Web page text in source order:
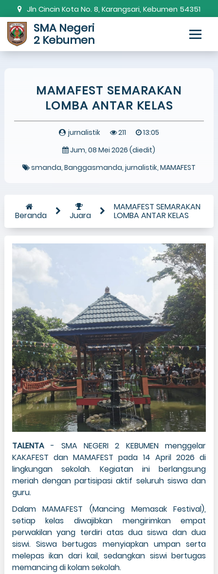
Jln Cincin Kota No. 8, Karangsari, Kebumen 54351
0287-381820
SMA Negeri
2 Kebumen
MAMAFEST SEMARAKAN
LOMBA ANTAR KELAS
jurnalistik 211
13:05
Jum, 08 Mei 2026 (diedit)
smanda Banggasmanda jurnalistik MAMAFEST
Beranda Juara
MAMAFEST SEMARAKAN
LOMBA ANTAR KELAS
TALENTA- SMA NEGERI 2 KEBUMEN menggelar
KAKAFEST dan MAMAFEST pada 14 April 2026 di
lingkungan sekolah. Kegiatan ini berlangsung
meriah dengan partisipasi aktif seluruh siswa dan
guru.
Dalam MAMAFEST (Mancing Memasak Festival),
setiap kelas diwajibkan mengirimkan empat
perwakilan yang terdiri atas dua siswa dan dua
siswi. Siswa bertugas menyiapkan umpan serta
melepas ikan dari kail, sedangkan siswi bertugas
memancing di kolam sekolah.